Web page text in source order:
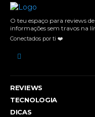
O teu espaço para reviews
informações sem travos na
Conectados por ti ❤️
REVIEWS
TECNOLOGIA
DICAS